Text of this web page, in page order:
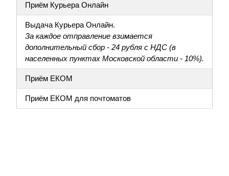
Приём Курьера Онлайн
Выдача Курьера Онлайн.
За каждое отправление взимается
дополнительный сбор - 24 рубля с НДС (в
населенных пунктах Московской области - 10%).
Приём ЕКОМ
Приём ЕКОМ для почтоматов